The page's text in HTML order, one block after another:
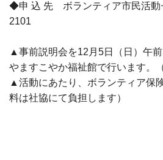
◆申 込 先 ボランティア市民活
2101
▲事前説明会を12 月 5日（日）午前
やますこやか福祉館で行います。
▲活動にあたり、ボランティア保
料は社協にて負担します）